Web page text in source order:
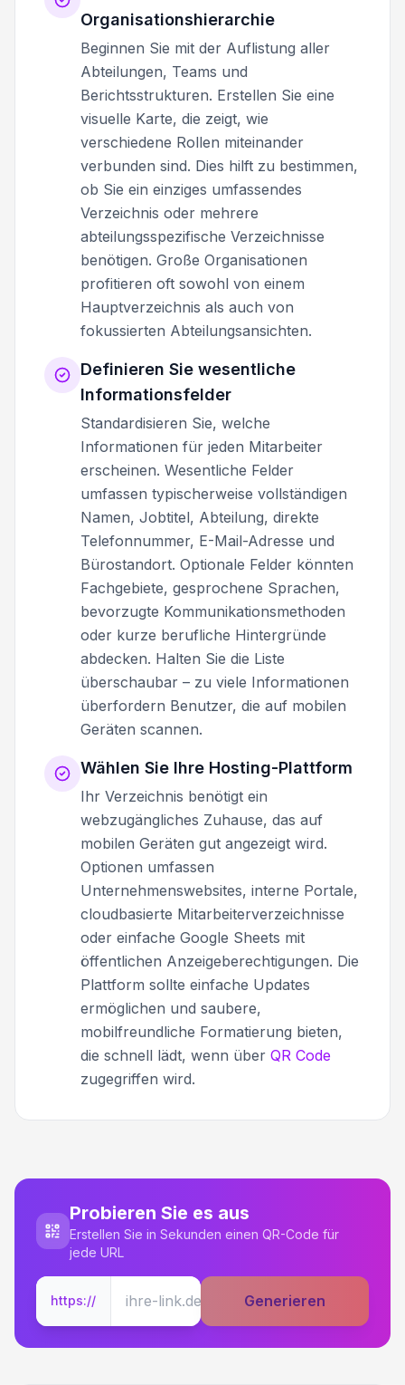
Organisationshierarchie
Beginnen Sie mit der Auflistung aller
Abteilungen, Teams und
Berichtsstrukturen. Erstellen Sie eine
visuelle Karte, die zeigt, wie
verschiedene Rollen miteinander
verbunden sind. Dies hilft zu bestimmen,
ob Sie ein einziges umfassendes
Verzeichnis oder mehrere
abteilungsspezifische Verzeichnisse
benötigen. Große Organisationen
profitieren oft sowohl von einem
Hauptverzeichnis als auch von
fokussierten Abteilungsansichten.
Definieren Sie wesentliche
Informationsfelder
Standardisieren Sie, welche
Informationen für jeden Mitarbeiter
erscheinen. Wesentliche Felder
umfassen typischerweise vollständigen
Namen, Jobtitel, Abteilung, direkte
Telefonnummer, E-Mail-Adresse und
Bürostandort. Optionale Felder könnten
Fachgebiete, gesprochene Sprachen,
bevorzugte Kommunikationsmethoden
oder kurze berufliche Hintergründe
abdecken. Halten Sie die Liste
überschaubar – zu viele Informationen
überfordern Benutzer, die auf mobilen
Geräten scannen.
Wählen Sie Ihre Hosting-Plattform
Ihr Verzeichnis benötigt ein
webzugängliches Zuhause, das auf
mobilen Geräten gut angezeigt wird.
Optionen umfassen
Unternehmenswebsites, interne Portale,
cloudbasierte Mitarbeiterverzeichnisse
oder einfache Google Sheets mit
öffentlichen Anzeigeberechtigungen. Die
Plattform sollte einfache Updates
ermöglichen und saubere,
mobilfreundliche Formatierung bieten,
die schnell lädt, wenn über QR Code
zugegriffen wird.
Probieren Sie es aus
Erstellen Sie in Sekunden einen QR-Code für
jede URL
https:// Generieren